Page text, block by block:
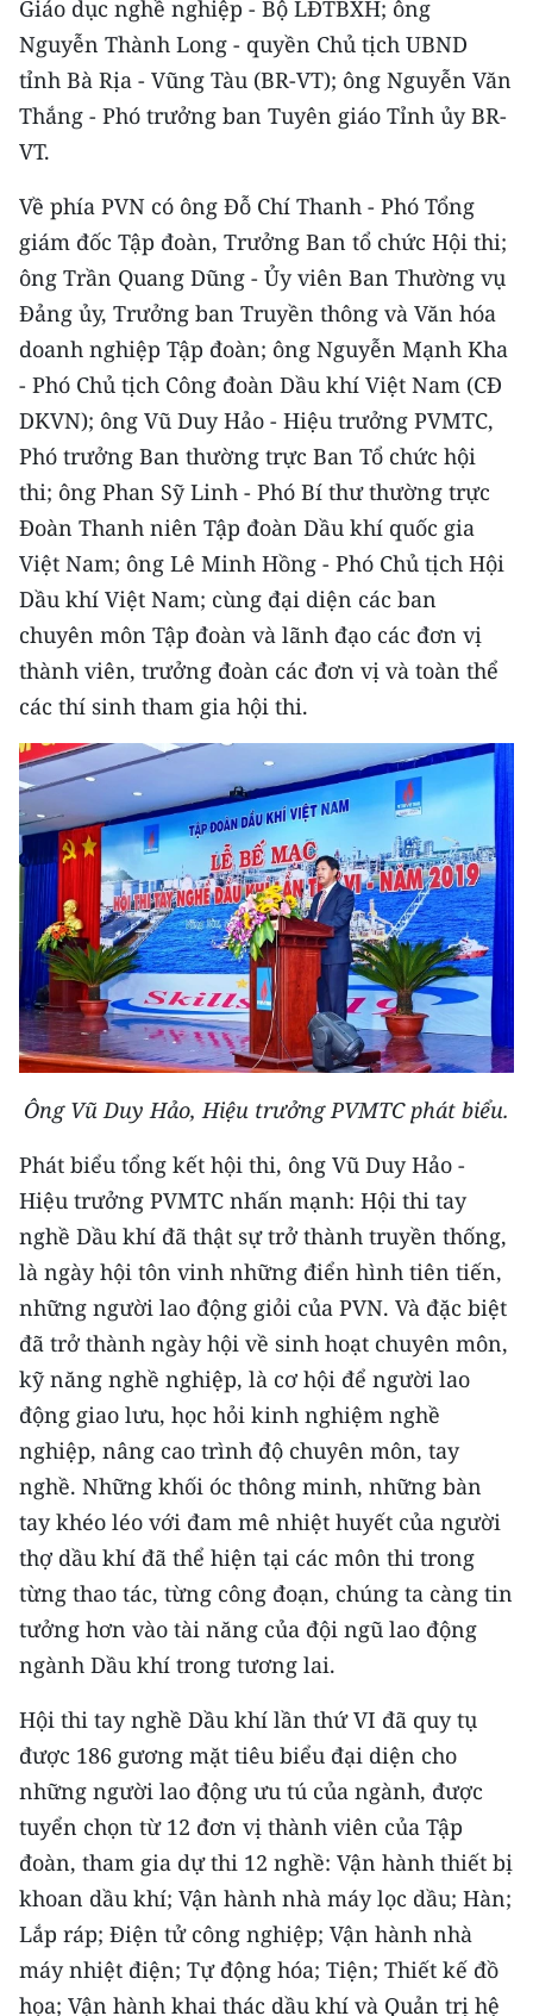
MEDIA CENTER
E-Magazine
Video
Media Chính trị
Media Kinh tế
Media Văn hóa
Media Xã hội
Media Pháp luật
Media Du lịch
Media Thế giới
Media Thể thao
Media Giáo dục
Media Y tế
Media Khoa học - Công nghệ
Media Môi trường
Ảnh
Infographic
TIN MỚI
TIN ĐỊA PHƯƠNG
Bắc Trung Bộ
Duyên hải Nam Trung Bộ và Tây
Nguyên
Đông Nam Bộ
Đồng bằng sông Cửu Long
Chuyên trang Hà Nội
Chuyên trang TP. Hồ Chí Minh
CHUYÊN ĐỀ
CÁC CHUYÊN TRANG
VỀ BÁO NHÂN DÂN
THỜI NAY
NHÂN DÂN CUỐI TUẦN
NHÂN DÂN HẰNG THÁNG
MUA BÁO
ĐỌC BÁO IN
Giáo dục nghề nghiệp - Bộ LĐTBXH; ông
Nguyễn Thành Long - quyền Chủ tịch UBND
tỉnh Bà Rịa - Vũng Tàu (BR-VT); ông Nguyễn Văn
Thắng - Phó trưởng ban Tuyên giáo Tỉnh ủy BR-
VT.
Về phía PVN có ông Đỗ Chí Thanh - Phó Tổng
giám đốc Tập đoàn, Trưởng Ban tổ chức Hội thi;
ông Trần Quang Dũng - Ủy viên Ban Thường vụ
Đảng ủy, Trưởng ban Truyền thông và Văn hóa
doanh nghiệp Tập đoàn; ông Nguyễn Mạnh Kha
- Phó Chủ tịch Công đoàn Dầu khí Việt Nam (CĐ
DKVN); ông Vũ Duy Hảo - Hiệu trưởng PVMTC,
Phó trưởng Ban thường trực Ban Tổ chức hội
thi; ông Phan Sỹ Linh - Phó Bí thư thường trực
Đoàn Thanh niên Tập đoàn Dầu khí quốc gia
Việt Nam; ông Lê Minh Hồng - Phó Chủ tịch Hội
Dầu khí Việt Nam; cùng đại diện các ban
chuyên môn Tập đoàn và lãnh đạo các đơn vị
thành viên, trưởng đoàn các đơn vị và toàn thể
các thí sinh tham gia hội thi.
Ông Vũ Duy Hảo, Hiệu trưởng PVMTC phát biểu.
Phát biểu tổng kết hội thi, ông Vũ Duy Hảo -
Hiệu trưởng PVMTC nhấn mạnh: Hội thi tay
nghề Dầu khí đã thật sự trở thành truyền thống,
là ngày hội tôn vinh những điển hình tiên tiến,
những người lao động giỏi của PVN. Và đặc biệt
đã trở thành ngày hội về sinh hoạt chuyên môn,
kỹ năng nghề nghiệp, là cơ hội để người lao
động giao lưu, học hỏi kinh nghiệm nghề
nghiệp, nâng cao trình độ chuyên môn, tay
nghề. Những khối óc thông minh, những bàn
tay khéo léo với đam mê nhiệt huyết của người
thợ dầu khí đã thể hiện tại các môn thi trong
từng thao tác, từng công đoạn, chúng ta càng tin
tưởng hơn vào tài năng của đội ngũ lao động
ngành Dầu khí trong tương lai.
Hội thi tay nghề Dầu khí lần thứ VI đã quy tụ
được 186 gương mặt tiêu biểu đại diện cho
những người lao động ưu tú của ngành, được
tuyển chọn từ 12 đơn vị thành viên của Tập
đoàn, tham gia dự thi 12 nghề: Vận hành thiết bị
khoan dầu khí; Vận hành nhà máy lọc dầu; Hàn;
Lắp ráp; Điện tử công nghiệp; Vận hành nhà
máy nhiệt điện; Tự động hóa; Tiện; Thiết kế đồ
họa; Vận hành khai thác dầu khí và Quản trị hệ